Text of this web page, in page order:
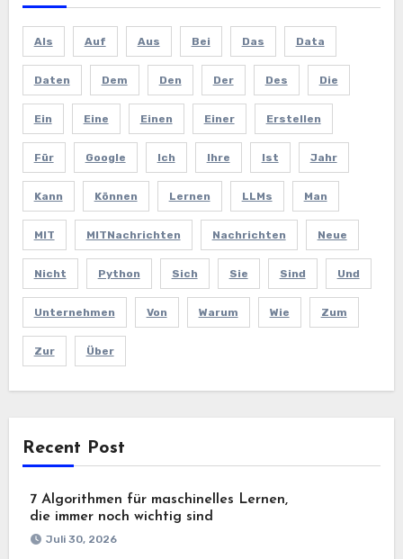
Als Auf Aus Bei Das Data
Daten Dem Den Der Des Die
Ein Eine Einen Einer Erstellen
Für Google Ich Ihre Ist Jahr
Kann Können Lernen LLMs Man
MIT MITNachrichten Nachrichten Neue
Nicht Python Sich Sie Sind Und
Unternehmen Von Warum Wie Zum
Zur Über
Recent Post
7 Algorithmen für maschinelles Lernen,
die immer noch wichtig sind
Juli 30, 2026